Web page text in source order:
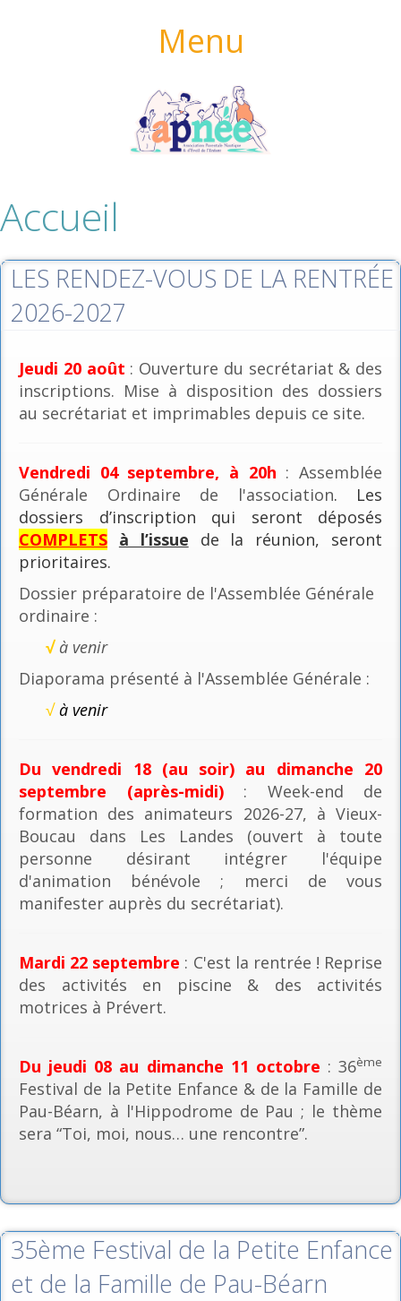
Menu
Accueil
LES RENDEZ-VOUS DE LA RENTRÉE
2026-2027
Jeudi 20 août : Ouverture du secrétariat & des
inscriptions. Mise à disposition des dossiers
au secrétariat et imprimables depuis ce site.
Vendredi 04 septembre, à 20h : Assemblée
Générale Ordinaire de l'association. Les
dossiers d’inscription qui seront déposés
COMPLETS à l’issue de la réunion, seront
prioritaires.
Dossier préparatoire de l'Assemblée Générale
ordinaire :
√ à venir
Diaporama présenté à l'Assemblée Générale :
√à venir
Du vendredi 18 (au soir) au dimanche 20
septembre (après-midi): Week-end de
formation des animateurs 2026-27, à Vieux-
Boucau dans Les Landes (ouvert à toute
personne désirant intégrer l'équipe
d'animation bénévole ; merci de vous
manifester auprès du secrétariat).
Mardi 22 septembre : C'est la rentrée ! Reprise
des activités en piscine & des activités
motrices à Prévert.
Du jeudi 08 au dimanche 11 octobre : 36ème
Festival de la Petite Enfance & de la Famille de
Pau-Béarn, à l'Hippodrome de Pau ; le thème
sera “Toi, moi, nous… une rencontre”.
35ème Festival de la Petite Enfance
et de la Famille de Pau-Béarn